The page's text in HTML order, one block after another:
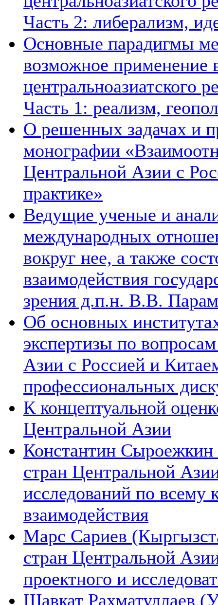
Часть 2: либерализм,
Основные парадигмы
возможное применение
центральноазиатского
Часть 1: реализм,
О решенных задачах и
монографии
Центральной Азии с
практике»
Ведущие ученые и
международных
вокруг нее, а также
взаимодействия
зрения д.п.н. В.В.
Об основных
экспертизы по
Азии с Россией и
профессиональных
К концептуальной
Центральной Азии
Константин Сыроежкин
стран Центральной
исследований по всему
взаимодействия
Марс Сариев
стран Центральной
проектного и
Шавкат Рахматуллаев